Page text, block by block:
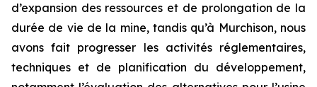
d’expansion des ressources et de prolongation de la
durée de vie de la mine, tandis qu’à Murchison, nous
avons fait progresser les activités réglementaires,
techniques et de planification du développement,